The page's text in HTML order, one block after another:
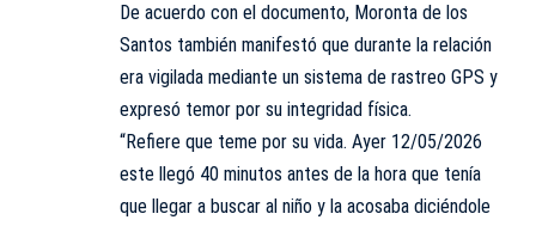
De acuerdo con el documento, Moronta de los
Santos también manifestó que durante la relación
era vigilada mediante un sistema de rastreo GPS y
expresó temor por su integridad física.
“Refiere que teme por su vida. Ayer 12/05/2026
este llegó 40 minutos antes de la hora que tenía
que llegar a buscar al niño y la acosaba diciéndole